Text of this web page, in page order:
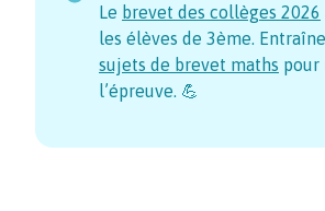
Le brevet des collèges 2026
les élèves de 3ème.
sujets de brevet maths pour
l’épreuve. 💪